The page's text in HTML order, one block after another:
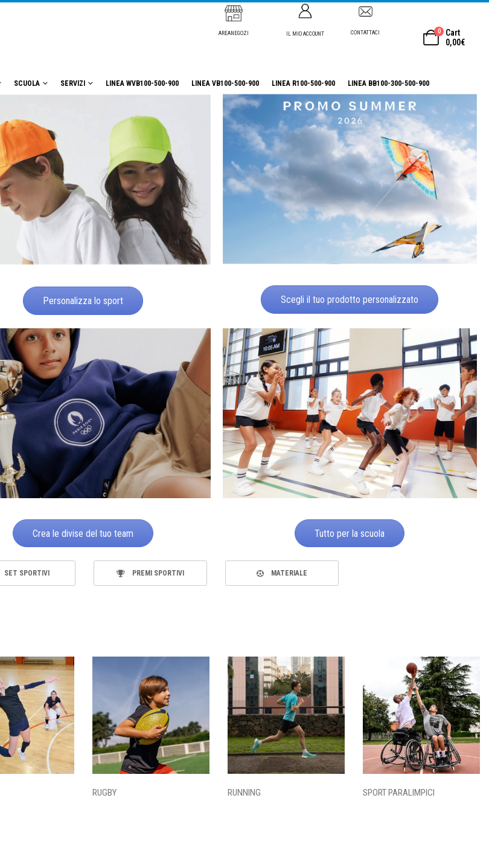
AREANEGOZI IL MIO ACCOUNT CONTATTACI 0
Cart
0,00€
SCUOLA SERVIZI LINEA WVB100-500-900 LINEA VB100-500-900 LINEA R100-500-900 LINEA BB100-300-500-900
Personalizza lo sport Scegli il tuo prodotto personalizzato
Crea le divise del tuo team Tutto per la scuola
SET SPORTIVI PREMI SPORTIVI MATERIALE
RUGBY RUNNING SPORT PARALIMPICI